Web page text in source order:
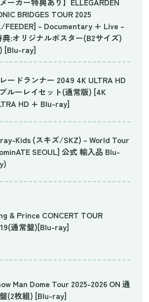
BRIDGES TOUR 2025
FEEDER] – Documentary + Live –
典:オリジナルポスター(B2サイズ)
[Blu-ray]
ードランナー 2049 4K ULTRA HD
ルーレイセット(通常版) [4K
HD + Blu-ray]
Kids (スキズ/SKZ) – World Tour
SEOUL] 公式 輸入品 Blu-
& Prince CONCERT TOUR
通常盤)[Blu-ray]
Man Dome Tour 2025-2026 ON 通
(2枚組) [Blu-ray]